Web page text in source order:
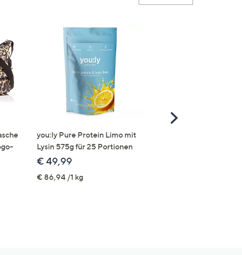
you:ly Pure Protein Limo mit
Lysin 575g für 25 Portionen
€ 49,99
€ 86,94 /1 kg
Scroll